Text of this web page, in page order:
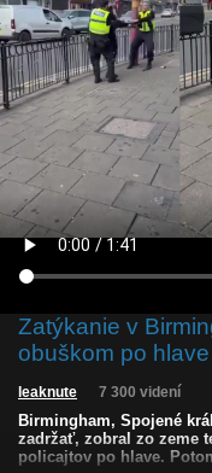
Zatýkanie v
obuškom po
leaknute 7 300 videní
Birmingham, Spojené
zadržať, zobral zo zeme
policajtov po hlave.